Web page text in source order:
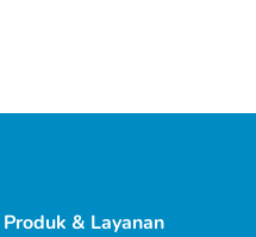
Produk & Layanan